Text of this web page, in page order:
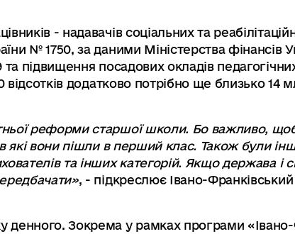
- надавачів соціальних та
№ 1750, за даними Міністерства фінансів
підвищення посадових окладів
відсотків додатково потрібно ще близько 14
реформи старшої школи. Бо важливо,
які вони пішли в перший клас. Також були
та інших категорій. Якщо держава і
, - підкреслює Івано-
Зокрема у рамках програми «Івано-